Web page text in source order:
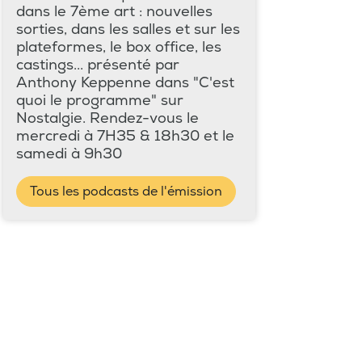
dans le 7ème art : nouvelles
sorties, dans les salles et sur les
plateformes, le box office, les
castings... présenté par
Anthony Keppenne dans "C'est
quoi le programme" sur
Nostalgie. Rendez-vous le
mercredi à 7H35 & 18h30 et le
samedi à 9h30
Tous les podcasts de l'émission